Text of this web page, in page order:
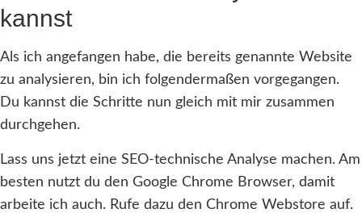
kannst
Als ich angefangen habe, die bereits genannte Website
zu analysieren, bin ich folgendermaßen vorgegangen.
Du kannst die Schritte nun gleich mit mir zusammen
durchgehen.
Lass uns jetzt eine SEO-technische Analyse machen. Am
besten nutzt du den Google Chrome Browser, damit
arbeite ich auch. Rufe dazu den Chrome Webstore auf.